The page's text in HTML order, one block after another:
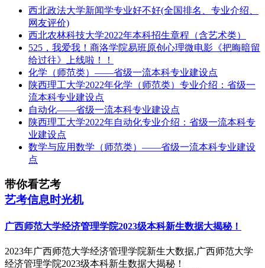
西北政法大学新闻学专业好不好(全国排名、专业介绍、
网友评价)
西北农林科技大学2022年本科招生章程（含艺术类）
525，我爱我！商洛学院易班原创心理微电影《把晦暗留
给过往》上线啦！！
化学（师范类）——省级一流本科专业建设点
陕西理工大学2022年化学（师范类）专业介绍：省级一
流本科专业建设点
自动化——省级一流本科专业建设点
陕西理工大学2022年自动化专业介绍：省级一流本科专
业建设点
数学与应用数学（师范类）——省级一流本科专业建设
点
带你看艺考
艺考信息时光机
广西师范大学经济管理学院2023级本科新生数据大揭秘！
2023年广西师范大学经济管理学院新生大数据,广西师范大学
经济管理学院2023级本科新生数据大揭秘！